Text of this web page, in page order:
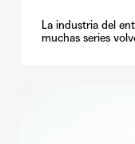
La industria del
muchas series